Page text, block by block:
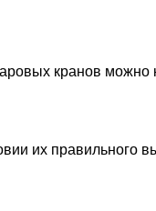
кранов можно
их правильного